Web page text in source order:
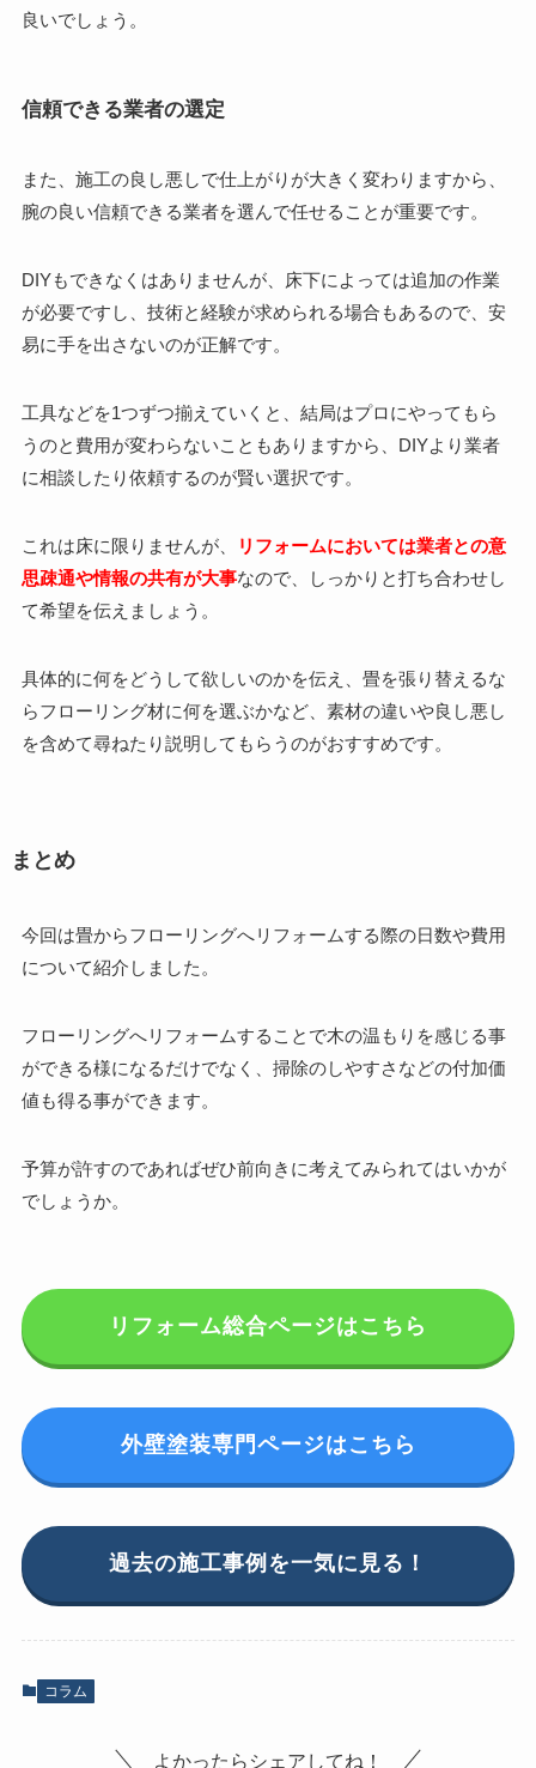
良いでしょう。
信頼できる業者の選定
また、施工の良し悪しで仕上がりが大きく変わりますから、
腕の良い信頼できる業者を選んで任せることが重要です。
DIYもできなくはありませんが、床下によっては追加の作業
が必要ですし、技術と経験が求められる場合もあるので、安
易に手を出さないのが正解です。
工具などを1つずつ揃えていくと、結局はプロにやってもら
うのと費用が変わらないこともありますから、DIYより業者
に相談したり依頼するのが賢い選択です。
これは床に限りませんが、
リフォームにおいては業者との意
思疎通や情報の共有が大事なので、しっかりと打ち合わせし
て希望を伝えましょう。
具体的に何をどうして欲しいのかを伝え、畳を張り替えるな
らフローリング材に何を選ぶかなど、素材の違いや良し悪し
を含めて尋ねたり説明してもらうのがおすすめです。
まとめ
今回は畳からフローリングへリフォームする際の日数や費用
について紹介しました。
フローリングへリフォームすることで木の温もりを感じる事
ができる様になるだけでなく、掃除のしやすさなどの付加価
値も得る事ができます。
予算が許すのであればぜひ前向きに考えてみられてはいかが
でしょうか。
リフォーム総合ページはこちら
外壁塗装専門ページはこちら
過去の施工事例を一気に見る！
コラム
よかったらシェアしてね！